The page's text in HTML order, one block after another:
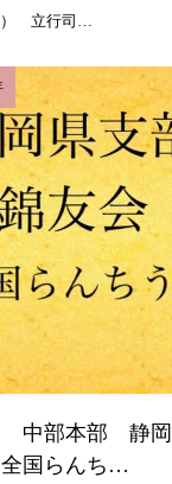
立行司…
中部本部 静
国らんち…